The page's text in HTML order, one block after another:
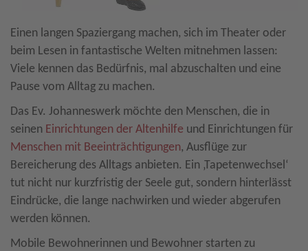
Einen langen Spaziergang machen, sich im Theater oder
beim Lesen in fantastische Welten mitnehmen lassen:
Viele kennen das Bedürfnis, mal abzuschalten und eine
Pause vom Alltag zu machen.
Das Ev. Johanneswerk möchte den Menschen, die in
seinen Einrichtungen der Altenhilfe und Einrichtungen für
Menschen mit Beeinträchtigungen, Ausflüge zur
Bereicherung des Alltags anbieten. Ein ‚Tapetenwechsel‘
tut nicht nur kurzfristig der Seele gut, sondern hinterlässt
Eindrücke, die lange nachwirken und wieder abgerufen
werden können.
Mobile Bewohnerinnen und Bewohner starten zu